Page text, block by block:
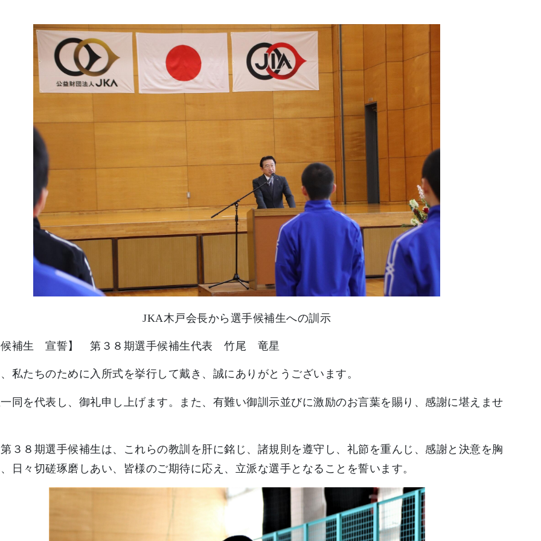
JKA木戸会長から選手候補生への訓示
候補生 宣誓】 第３８期選手候補生代表 竹尾 竜星
私たちのために入所式を挙行して戴き、誠にありがとうございます。
同を代表し、御礼申し上げます。また、有難い御訓示並びに激励のお言葉を賜り、感謝に堪えませ
３８期選手候補生は、これらの教訓を肝に銘じ、諸規則を遵守し、礼節を重んじ、感謝と決意を胸
日々切磋琢磨しあい、皆様のご期待に応え、立派な選手となることを誓います。